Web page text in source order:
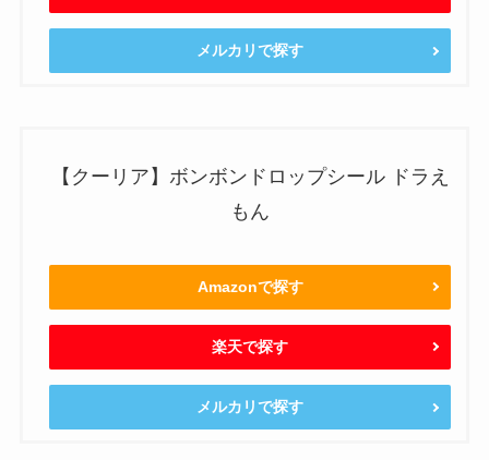
メルカリで探す
【クーリア】ボンボンドロップシール ドラえ
もん
Amazonで探す
楽天で探す
メルカリで探す